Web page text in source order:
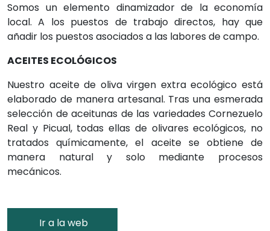
Somos un elemento dinamizador de la economía
local. A los puestos de trabajo directos, hay que
añadir los puestos asociados a las labores de campo.
ACEITES ECOLÓGICOS
Nuestro aceite de oliva virgen extra ecológico está
elaborado de manera artesanal. Tras una esmerada
selección de aceitunas de las variedades Cornezuelo
Real y Picual, todas ellas de olivares ecológicos, no
tratados químicamente, el aceite se obtiene de
manera natural y solo mediante procesos
mecánicos.
Ir a la web